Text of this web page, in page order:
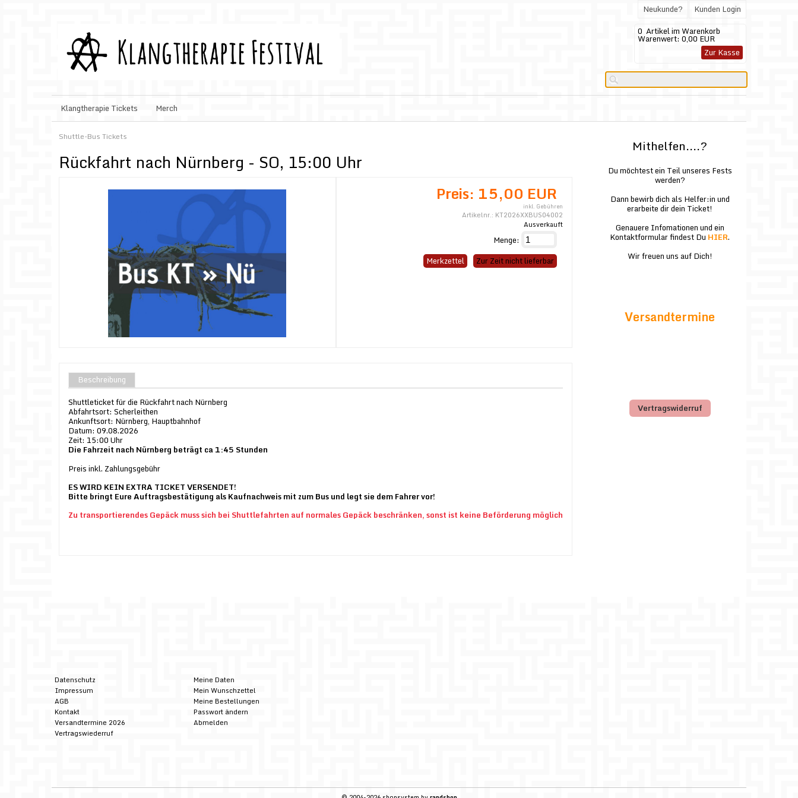
Kunden Login
Neukunde?
0 Artikel im Warenkorb
Warenwert: 0,00 EUR
Zur Kasse
Klangtherapie Tickets Merch
Shuttle-Bus Tickets
Rückfahrt nach Nürnberg - SO, 15:00 Uhr
Preis: 15,00 EUR
inkl. Gebühren
Artikelnr.: KT2026XXBUS04002
Ausverkauft
Menge:
Zur Zeit nicht lieferbar
Merkzettel
Beschreibung
Shuttleticket für die Rückfahrt nach Nürnberg
Abfahrtsort: Scherleithen
Ankunftsort: Nürnberg, Hauptbahnhof
Datum: 09.08.2026
Zeit: 15:00 Uhr
Die Fahrzeit nach Nürnberg beträgt ca 1:45 Stunden
Preis inkl. Zahlungsgebühr
ES WIRD KEIN EXTRA TICKET VERSENDET!
Bitte bringt Eure Auftragsbestätigung als Kaufnachweis mit zum Bus und legt sie dem Fahrer vor!
Zu transportierendes Gepäck muss sich bei Shuttlefahrten auf normales Gepäck beschränken, sonst ist keine Beförderung möglich
Mithelfen....?
Du möchtest ein Teil unseres Fests
werden?
Dann bewirb dich als Helfer:in und
erarbeite dir dein Ticket!
Genauere Infomationen und ein
Kontaktformular findest Du HIER.
Wir freuen uns auf Dich!
Versandtermine
Vertragswiderruf
Datenschutz
Impressum
AGB
Kontakt
Versandtermine 2026
Vertragswiederruf
Meine Daten
Mein Wunschzettel
Meine Bestellungen
Passwort ändern
Abmelden